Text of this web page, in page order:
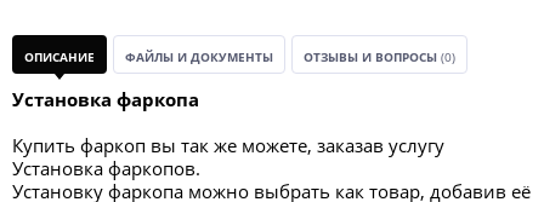
ОПИСАНИЕ ФАЙЛЫ И ДОКУМЕНТЫ ОТЗЫВЫ И ВОПРОСЫ (0)
Установка фаркопа
Купить фаркоп вы так же можете, заказав услугу
Установка фаркопов.
Установку фаркопа можно выбрать как товар, добавив её